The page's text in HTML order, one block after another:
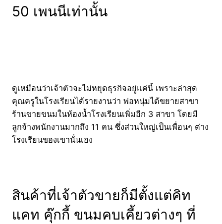
50 เพนนีเท่านั้น
ดูเหมือนว่าเจ้าตัวจะไม่หยุดธุรกิจอยู่แค่นี้ เพราะล่าสุด
คุณครูในโรงเรียนได้รายงานว่า พ่อหนุ่มได้ขยายสาขา
ร้านขายขนมในห้องน้ำโรงเรียนเพิ่มอีก 3 สาขา โดยมี
ลูกจ้างพนักงานมากถึง 11 คน ซึ่งส่วนใหญ่เป็นเพื่อนๆ ต่าง
โรงเรียนของเขานั่นเอง
สินค้าที่เจ้าตัวขายก็มีตั้งแต่คิท
แคท คุ๊กกี้ ขนมคบเคี้ยวต่างๆ ที่